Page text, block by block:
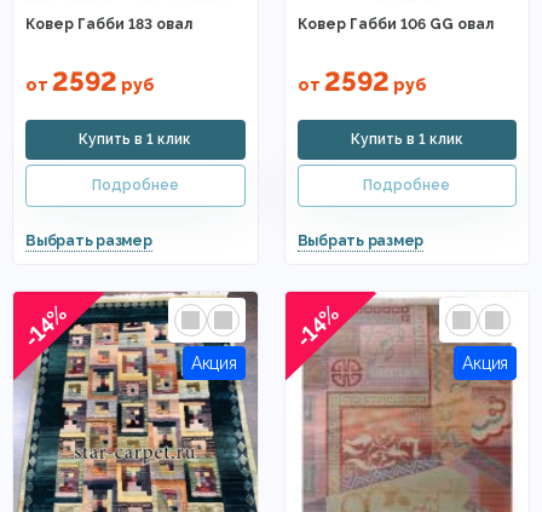
Ковер Габби 183 овал
от 2592 руб
Ковер Габби 106 GG овал
от 2592 руб
-14% -14%